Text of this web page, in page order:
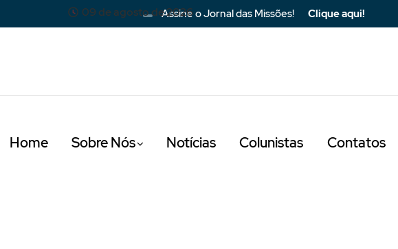
Assine o Jornal das Missões! Clique aqui!
09 de agosto de 2026
Home Sobre Nós Notícias Colunistas Contatos